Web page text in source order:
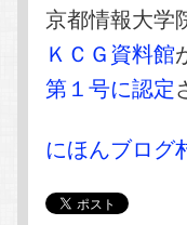
京都情報大
ＫＣＧ資料館
第１号に認定
にほんブログ